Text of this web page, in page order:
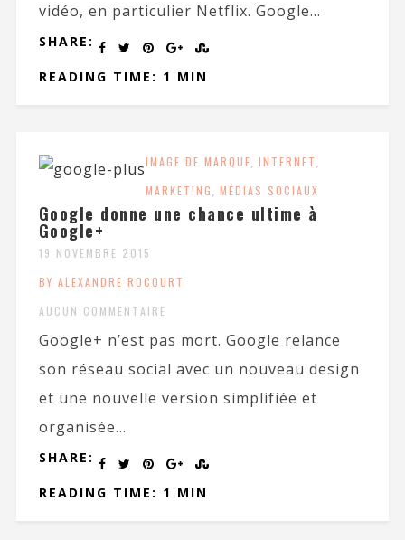
vidéo, en particulier Netflix. Google...
SHARE:
READING TIME: 1 MIN
IMAGE DE MARQUE, INTERNET,
MARKETING, MÉDIAS SOCIAUX
Google donne une chance ultime à
Google+
19 NOVEMBRE 2015
BY ALEXANDRE ROCOURT
AUCUN COMMENTAIRE
Google+ n’est pas mort. Google relance
son réseau social avec un nouveau design
et une nouvelle version simplifiée et
organisée...
SHARE:
READING TIME: 1 MIN